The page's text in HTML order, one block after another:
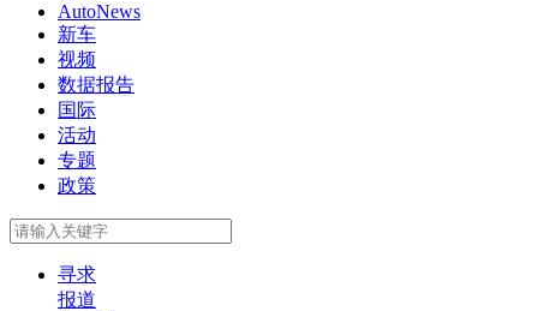
AutoNews
新车
视频
数据报告
国际
活动
专题
政策
寻求
报道